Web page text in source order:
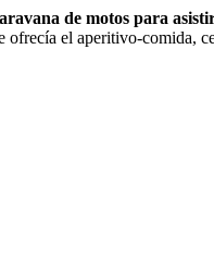
de motos para
ofrecía el aperitivo-comida,